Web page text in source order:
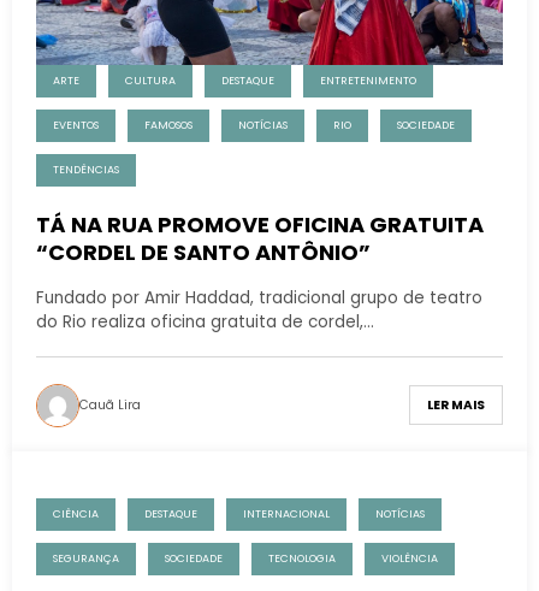
ARTE CULTURA DESTAQUE ENTRETENIMENTO
EVENTOS FAMOSOS NOTÍCIAS RIO SOCIEDADE
TENDÊNCIAS
TÁ NA RUA PROMOVE OFICINA GRATUITA
“CORDEL DE SANTO ANTÔNIO”
Fundado por Amir Haddad, tradicional grupo de teatro
do Rio realiza oficina gratuita de cordel,…
Cauã Lira LER MAIS
CIÊNCIA DESTAQUE INTERNACIONAL NOTÍCIAS
SEGURANÇA SOCIEDADE TECNOLOGIA VIOLÊNCIA